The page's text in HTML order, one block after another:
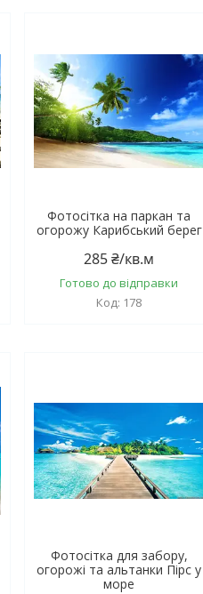
Фотосітка на паркан та
огорожу Карибський берег
285 ₴/кв.м
Готово до відправки
178
Фотосітка для забору,
огорожі та альтанки Пірс у
море